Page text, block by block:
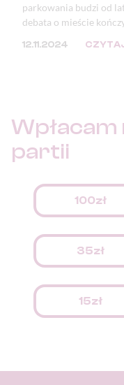
parkowania budzi od
debata o mieście
zdewastowaną zieleń.
12.11.2024
Wpłacam
partii
100zł
35zł
15zł